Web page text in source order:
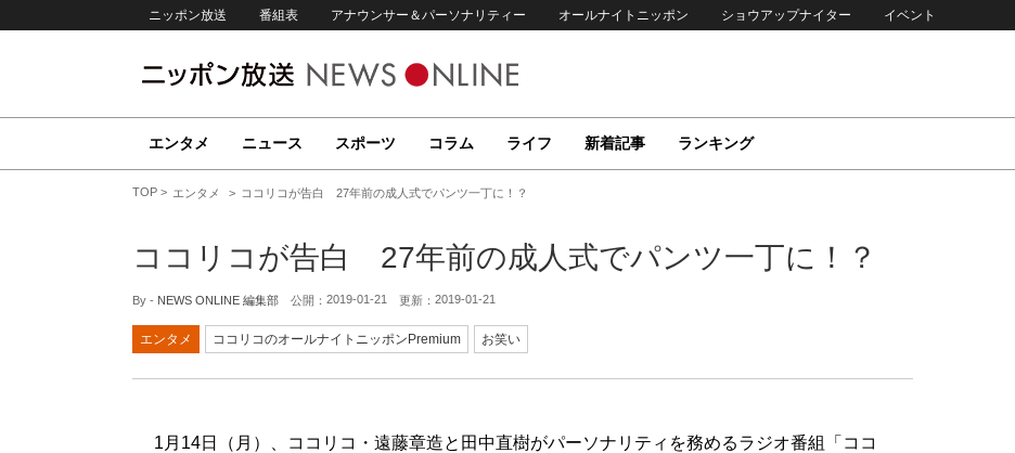
ニッポン放送 番組表 アナウンサー＆パーソナリティー オールナイトニッポン ショウアップナイター イベント
エンタメ ニュース スポーツ コラム ライフ 新着記事 ランキング
TOP エンタメ ココリコが告白 27年前の成人式でパンツ一丁に！？
ココリコが告白 27年前の成人式でパンツ一丁に！？
By - NEWS ONLINE 編集部 公開： 2019-01-21 更新： 2019-01-21
エンタメ ココリコのオールナイトニッポンPremium お笑い
1月14日（月）、ココリコ・遠藤章造と田中直樹がパーソナリティを務めるラジオ番組「ココ